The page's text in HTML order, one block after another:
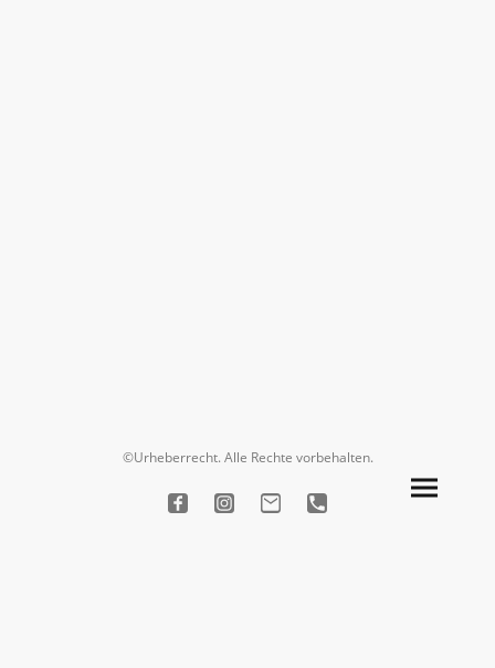
©Urheberrecht. Alle Rechte vorbehalten.